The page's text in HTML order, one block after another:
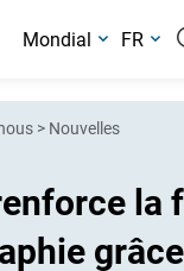
Mondial FR
> Nouvelles
la